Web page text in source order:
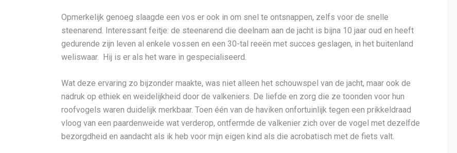
Opmerkelijk genoeg slaagde een vos er ook in om snel te ontsnappen, zelfs voor de snelle
steenarend. Interessant feitje: de steenarend die deelnam aan de jacht is bijna 10 jaar oud en heeft
gedurende zijn leven al enkele vossen en een 30-tal reeën met succes geslagen, in het buitenland
weliswaar. Hij is er als het ware in gespecialiseerd.
Wat deze ervaring zo bijzonder maakte, was niet alleen het schouwspel van de jacht, maar ook de
nadruk op ethiek en weidelijkheid door de valkeniers. De liefde en zorg die ze toonden voor hun
roofvogels waren duidelijk merkbaar. Toen één van de haviken onfortuinlijk tegen een prikkeldraad
vloog van een paardenweide wat verderop, ontfermde de valkenier zich over de vogel met dezelfde
bezorgdheid en aandacht als ik heb voor mijn eigen kind als die acrobatisch met de fiets valt.